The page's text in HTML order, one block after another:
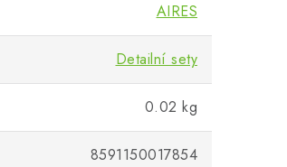
AIRES
Detailní sety
0.02 kg
8591150017854